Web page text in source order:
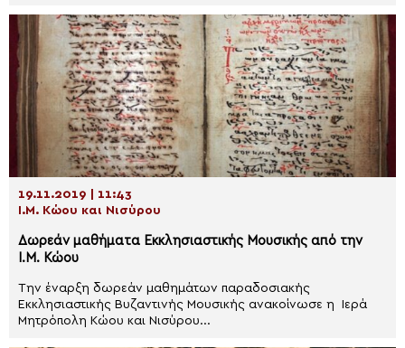
19.11.2019 | 11:43
Ι.Μ. Κώου και Νισύρου
Δωρεάν μαθήματα Εκκλησιαστικής Μουσικής από την
Ι.Μ. Κώου
Την έναρξη δωρεάν μαθημάτων παραδοσιακής
Εκκλησιαστικής Βυζαντινής Μουσικής ανακοίνωσε η Ιερά
Μητρόπολη Κώου και Νισύρου...